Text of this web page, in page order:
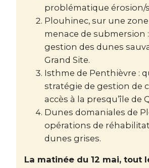
problématique érosion/
Plouhinec, sur une
menace de submersion
gestion des dunes
Grand Site.
Isthme de Penthièvre :
stratégie de gestion de
accès à la presqu’île de
Dunes domaniales de
opérations de
dunes grises.
La matinée du 12 mai, tout